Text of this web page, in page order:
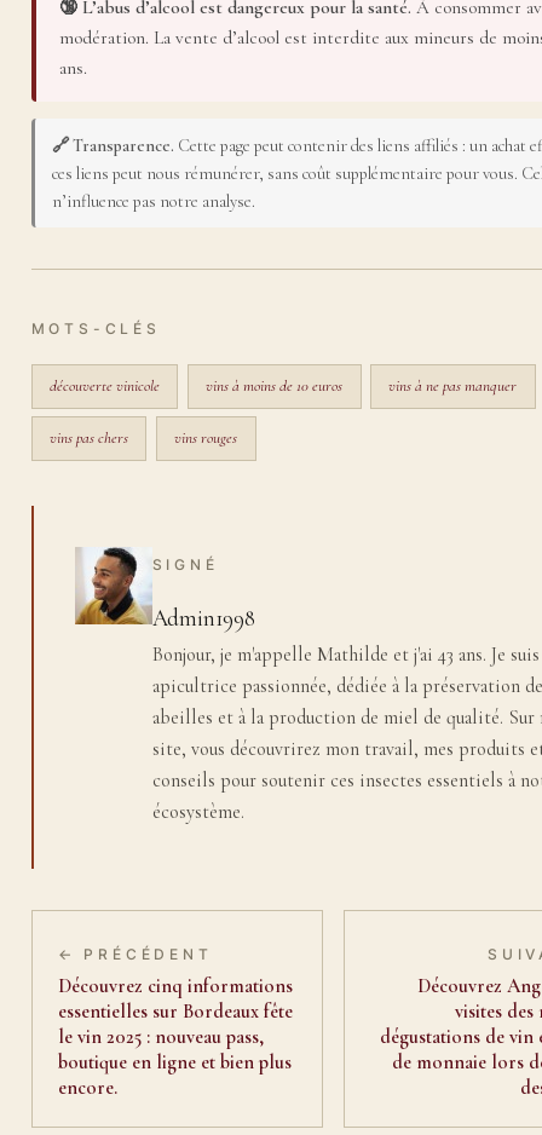
🔞 L’abus d’alcool est dangereux pour la santé. À consommer
modération. La vente d’alcool est interdite aux mineurs de
ans.
🔗 Transparence. Cette page peut contenir des liens affiliés : un achat
ces liens peut nous rémunérer, sans coût supplémentaire pour vous.
n’influence pas notre analyse.
MOTS-CLÉS
découverte vinicole vins à moins de 10 euros vins à ne pas manquer
vins pas chers vins rouges
SIGNÉ
Admin1998
Bonjour, je m'appelle Mathilde et j'ai 43 ans. Je suis
apicultrice passionnée, dédiée à la préservation
abeilles et à la production de miel de qualité. Sur
site, vous découvrirez mon travail, mes produits
conseils pour soutenir ces insectes essentiels à
écosystème.
← PRÉCÉDENT
Découvrez cinq informations
essentielles sur Bordeaux fête
le vin 2025 : nouveau pass,
boutique en ligne et bien plus
encore.
Découvrez
visites des
dégustations de vin
de monnaie lors